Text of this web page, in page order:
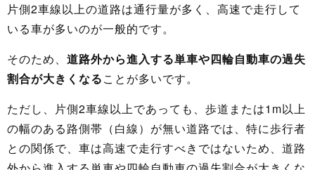
片側2車線以上の道路は通行量が多く、高速で走行して
いる車が多いのが一般的です。
そのため、 道路外から進入する単車や四輪自動車の過失
割合が大きくなることが多いです。
ただし、片側2車線以上であっても、歩道または1m以上
の幅のある路側帯（白線）が無い道路では、特に歩行者
との関係で、車は高速で走行すべきではないため、道路